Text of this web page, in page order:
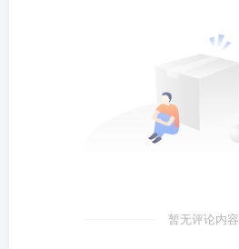
暂无评论内容